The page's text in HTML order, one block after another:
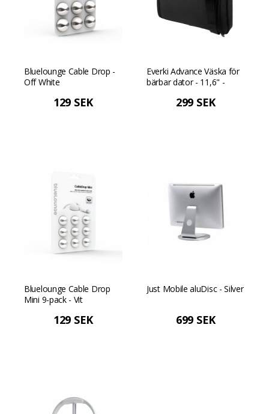
Bluelounge Cable Drop -
Off White
129 SEK
Everki Advance Väska för
bärbar dator - 11,6" -
299 SEK
Bluelounge Cable Drop
Mini 9-pack - Vit
129 SEK
Just Mobile aluDisc - Silver
699 SEK